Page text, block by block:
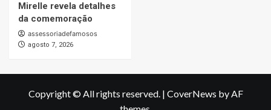
Mirelle revela detalhes
da comemoração
assessoriadefamosos
agosto 7, 2026
Copyright © All rights reserved. | CoverNews by AF